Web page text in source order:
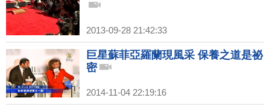
2013-09-28 21:42:33
巨星蘇菲亞羅蘭現風采 保養之道是祕
密
2014-11-04 22:19:16